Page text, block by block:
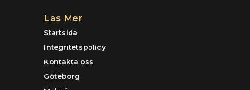
Läs Mer
Startsida
Integritetspolicy
Kontakta oss
Göteborg